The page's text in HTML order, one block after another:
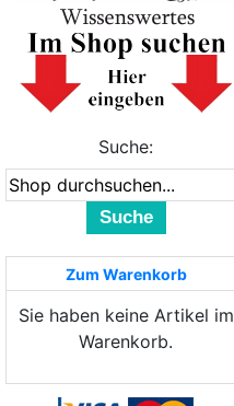
Suche:
Suche
Zum Warenkorb
Sie haben keine Artikel im
Warenkorb.